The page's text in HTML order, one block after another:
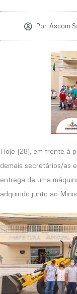
Por: Ascom
Hoje (28), em frente à
demais secretários/as
entrega de uma
adquirido junto ao